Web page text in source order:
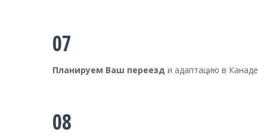
07
Планируем Ваш переезд и адаптацию в Канаде
08